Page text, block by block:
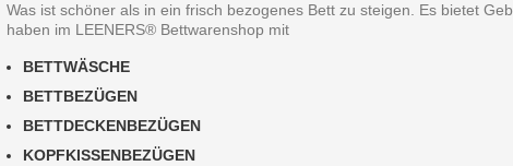
Was ist schöner als in ein frisch bezogenes Bett zu steigen. Es bietet
haben im LEENERS® Bettwarenshop mit
BETTWÄSCHE
BETTBEZÜGEN
BETTDECKENBEZÜGEN
KOPFKISSENBEZÜGEN